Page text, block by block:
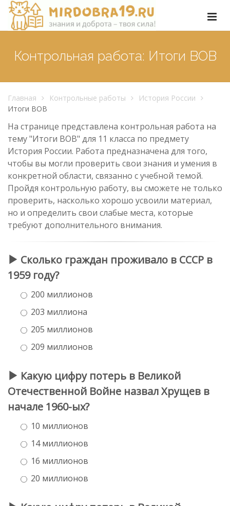
Контрольная работа: Итоги ВОВ
Главная Контрольные работы
История России
Итоги ВОВ
На странице представлена контрольная работа на
тему "Итоги ВОВ" для 11 класса по предмету
История России. Работа предназначена для того,
чтобы вы могли проверить свои знания и умения в
конкретной области, связанно с учебной темой.
Пройдя контрольную работу, вы сможете не только
проверить, насколько хорошо усвоили материал,
но и определить свои слабые места, которые
требуют дополнительного внимания.
Сколько граждан проживало в СССР в
1959 году?
200 миллионов
203 миллиона
205 миллионов
209 миллионов
Какую цифру потерь в Великой
Отечественной Войне назвал Хрущев в
начале 1960-ых?
10 миллионов
14 миллионов
16 миллионов
20 миллионов